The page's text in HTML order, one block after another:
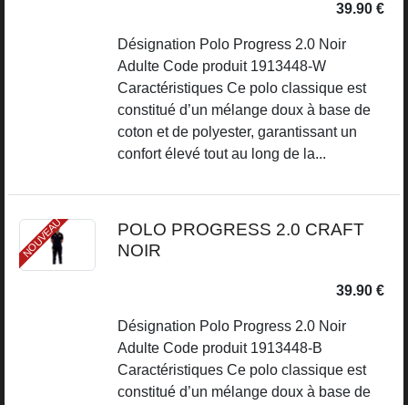
39.90 €
Désignation Polo Progress 2.0 Noir
Adulte Code produit 1913448-W
Caractéristiques Ce polo classique est
constitué d’un mélange doux à base de
coton et de polyester, garantissant un
confort élevé tout au long de la...
NOUVEAU
POLO PROGRESS 2.0 CRAFT
NOIR
39.90 €
Désignation Polo Progress 2.0 Noir
Adulte Code produit 1913448-B
Caractéristiques Ce polo classique est
constitué d’un mélange doux à base de